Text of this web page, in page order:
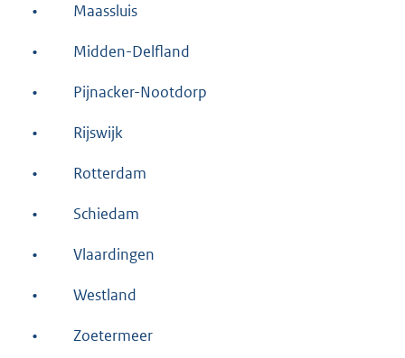
• Maassluis
• Midden-Delfland
• Pijnacker-Nootdorp
• Rijswijk
• Rotterdam
• Schiedam
• Vlaardingen
• Westland
• Zoetermeer